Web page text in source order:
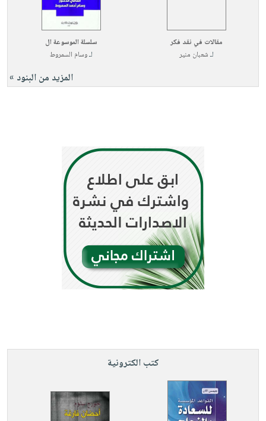
مقالات في نقد فكر
لـشعبان منير
سلسلة الموسوعة ال
لـوسام السمروط
المزيد من البنود »
كتب الكترونية